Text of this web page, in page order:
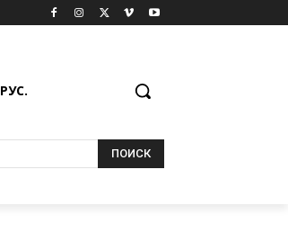
РУС.
ПОИСК